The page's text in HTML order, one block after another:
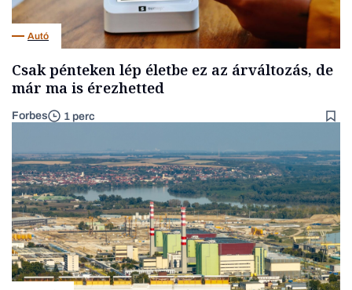
Autó
Csak pénteken lép életbe ez az árváltozás, de
már ma is érezhetted
Forbes 1 perc